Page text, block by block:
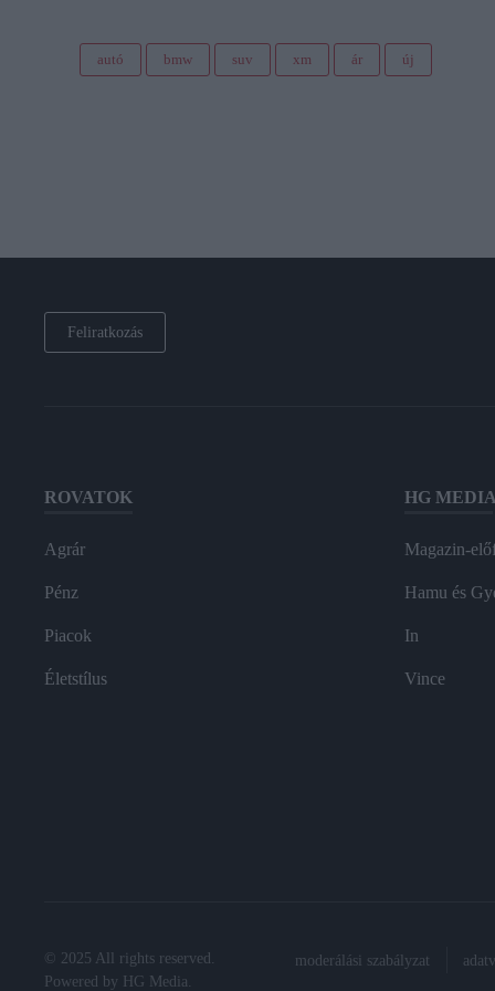
autó bmw suv xm ár új
Feliratkozás
ROVATOK
Agrár
Pénz
Piacok
Életstílus
HG MEDIA
Magazin-
Hamu és
In
Vince
© 2025 All rights reserved.
Powered by
HG Media.
moderálási szabályzat